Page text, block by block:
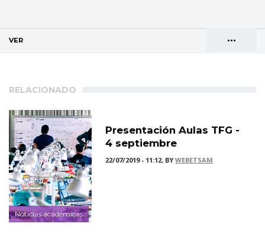
•••
VER
RELACIONADO
Noticias académicas
Presentación Aulas TFG -
4 septiembre
22/07/2019 - 11:12, BYWEBETSAM